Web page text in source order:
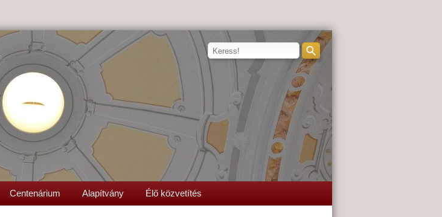
Centenárium Alapítvány Élő közvetítés